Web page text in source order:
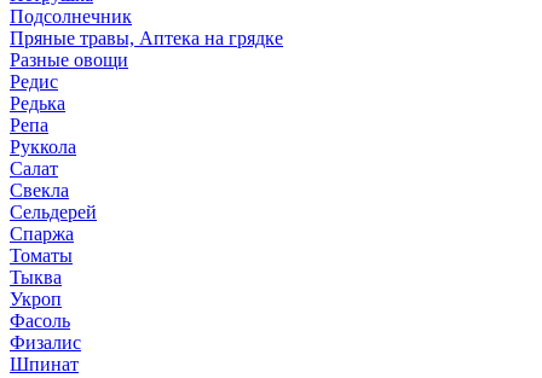
Подсолнечник
Пряные травы, Аптека на грядке
Разные овощи
Редис
Редька
Репа
Руккола
Салат
Свекла
Сельдерей
Спаржа
Томаты
Тыква
Укроп
Фасоль
Физалис
Шпинат